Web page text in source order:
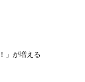
」が増える